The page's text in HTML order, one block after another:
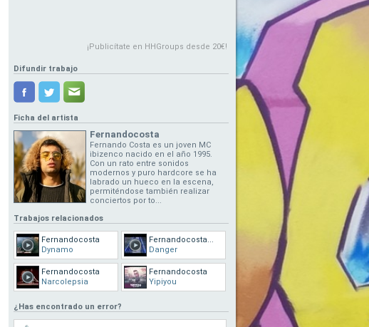
¡Publicítate en HHGroups desde 20€!
Difundir trabajo
Ficha del artista
Fernandocosta
Fernando Costa es un joven MC
ibizenco nacido en el año 1995.
Con un rato entre sonidos
modernos y puro hardcore se ha
labrado un hueco en la escena,
permiténdose también realizar
conciertos por to...
Trabajos relacionados
Fernandocosta
Dynamo
Fernandocosta...
Danger
Fernandocosta
Narcolepsia
Fernandocosta
Yipiyou
¿Has encontrado un error?